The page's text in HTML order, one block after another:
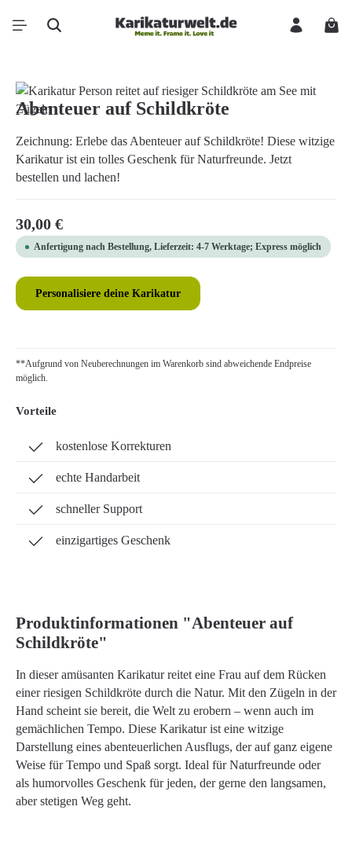
Zum Hauptinhalt springen
Bildergalerie überspringen
Abenteuer auf Schildkröte
Zeichnung: Erlebe das Abenteuer auf Schildkröte! Diese witzige
Karikatur ist ein tolles Geschenk für Naturfreunde. Jetzt
bestellen und lachen!
Regulärer Preis:
30,00 €
Anfertigung nach Bestellung, Lieferzeit: 4-7 Werktage; Express möglich
Personalisiere deine Karikatur
**Aufgrund von Neuberechnungen im Warenkorb sind abweichende Endpreise
möglich.
Vorteile
kostenlose Korrekturen
echte Handarbeit
schneller Support
einzigartiges Geschenk
Produktinformationen "Abenteuer auf
Schildkröte"
In dieser amüsanten Karikatur reitet eine Frau auf dem Rücken
einer riesigen Schildkröte durch die Natur. Mit den Zügeln in der
Hand scheint sie bereit, die Welt zu erobern – wenn auch im
gemächlichen Tempo. Diese Karikatur ist eine witzige
Darstellung eines abenteuerlichen Ausflugs, der auf ganz eigene
Weise für Tempo und Spaß sorgt. Ideal für Naturfreunde oder
als humorvolles Geschenk für jeden, der gerne den langsamen,
aber stetigen Weg geht.